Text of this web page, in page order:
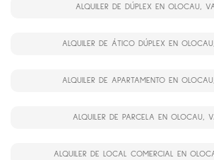
ALQUILER DE DÚPLEX EN OLOCAU,
ALQUILER DE ÁTICO DÚPLEX EN
ALQUILER DE APARTAMENTO EN
ALQUILER DE PARCELA EN OLOCAU,
ALQUILER DE LOCAL COMERCIAL EN